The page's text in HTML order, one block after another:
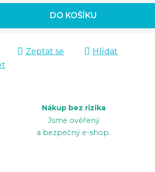
DO KOŠÍKU
Zeptat se
Hlídat
Nákup bez rizika
Jsme ověřený
a bezpečný e-shop.